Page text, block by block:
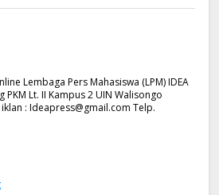
Lembaga Pers Mahasiswa (LPM) IDEA
Lt. II Kampus 2 UIN Walisongo
iklan :Ideapress@gmail.com Telp.